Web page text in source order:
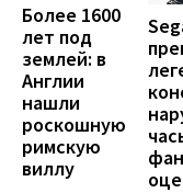
Более 1600
лет под
землей: в
Англии
нашли
роскошную
римскую
виллу